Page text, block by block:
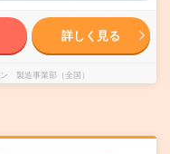
詳しく見る
製造事業部（全国）